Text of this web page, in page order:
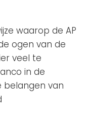
waarop de AP
ogen van de
veel te
in de
belangen van